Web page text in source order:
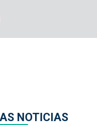
NOTICIAS